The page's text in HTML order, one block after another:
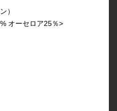
）
オーセロア25％>